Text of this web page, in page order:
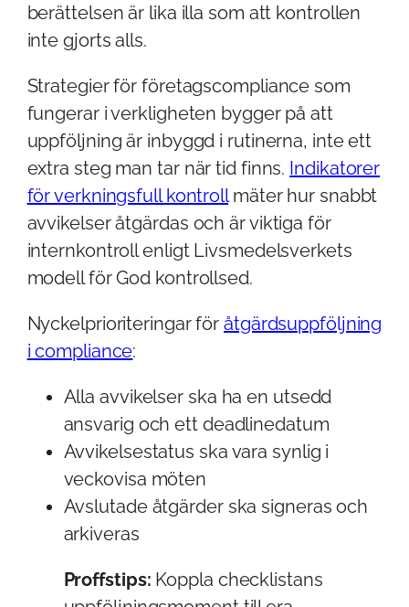
berättelsen är lika illa som att kontrollen
inte gjorts alls.
Strategier för företagscompliance som
fungerar i verkligheten bygger på att
uppföljning är inbyggd i rutinerna, inte ett
extra steg man tar när tid finns. Indikatorer
för verkningsfull kontrollmäter hur snabbt
avvikelser åtgärdas och är viktiga för
internkontroll enligt Livsmedelsverkets
modell för God kontrollsed.
Nyckelprioriteringar föråtgärdsuppföljning
i compliance:
Alla avvikelser ska ha en utsedd
ansvarig och ett deadlinedatum
Avvikelsestatus ska vara synlig i
veckovisa möten
Avslutade åtgärder ska signeras och
arkiveras
Proffstips: Koppla checklistans